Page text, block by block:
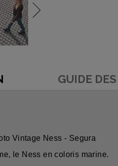
GUIDE
Vintage Ness - Segura
le Ness en coloris marine.